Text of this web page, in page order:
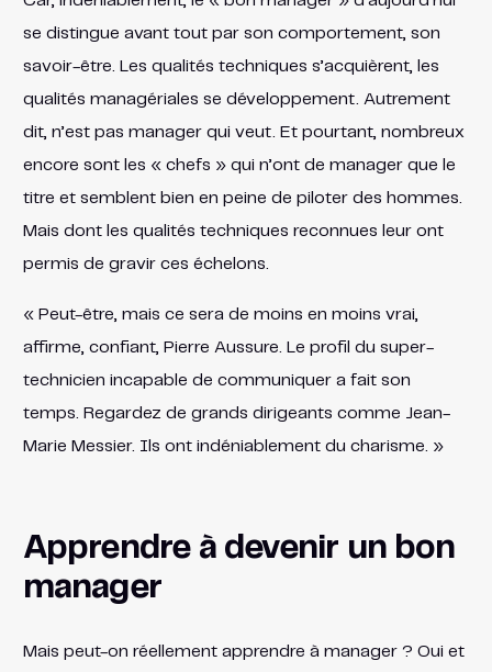
se distingue avant tout par son comportement, son
savoir-être. Les qualités techniques s’acquièrent, les
qualités managériales se développement. Autrement
dit, n’est pas manager qui veut. Et pourtant, nombreux
encore sont les « chefs » qui n’ont de manager que le
titre et semblent bien en peine de piloter des hommes.
Mais dont les qualités techniques reconnues leur ont
permis de gravir ces échelons.
« Peut-être, mais ce sera de moins en moins vrai,
affirme, confiant, Pierre Aussure. Le profil du super-
technicien incapable de communiquer a fait son
temps. Regardez de grands dirigeants comme Jean-
Marie Messier. Ils ont indéniablement du charisme. »
Apprendre à devenir un bon
manager
Mais peut-on réellement apprendre à manager ? Oui et